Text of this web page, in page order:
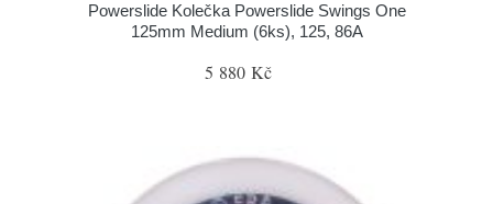
Powerslide Kolečka Powerslide Swings One
125mm Medium (6ks), 125, 86A
5 880 Kč